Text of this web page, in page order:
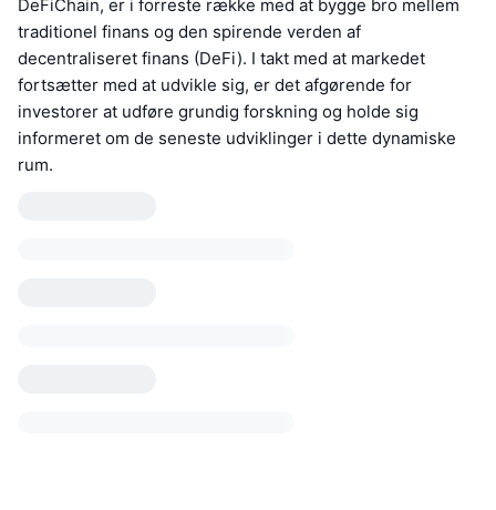
DeFiChain, er i forreste række med at bygge bro mellem
traditionel finans og den spirende verden af
decentraliseret finans (DeFi). I takt med at markedet
fortsætter med at udvikle sig, er det afgørende for
investorer at udføre grundig forskning og holde sig
informeret om de seneste udviklinger i dette dynamiske
rum.